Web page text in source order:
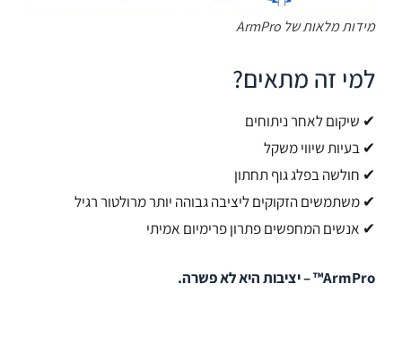
מידות מלאות של ArmPro
למי זה מתאים?
✔ שיקום לאחר ניתוחים
✔ בעיות שיווי משקל
✔ חולשה בפלג גוף תחתון
✔ משתמשים הזקוקים ליציבה גבוהה יותר מרולטור רגיל
✔ אנשים המחפשים פתרון פרימיום אמיתי
ArmPro™ – יציבות היא לא פשרה.